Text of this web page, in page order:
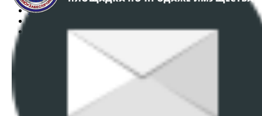
Регламент организации и проведения торгов
Политика в отношении обработки персональных
ПОЛОЖЕНИЕ О ПОЛИТИКЕ ОБРАБОТКИ COOKIE-
Настройки cookie-файлов